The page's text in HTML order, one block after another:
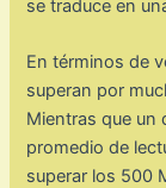
se traduce en
En términos de
superan por
Mientras que un
promedio de
superar los 500